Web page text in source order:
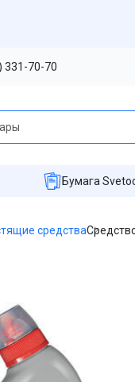
331-70-70
Бумага
средства